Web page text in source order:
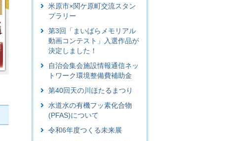
米原市×関ケ原町交流スタン
プラリー
第3回「まいばらメモリアル
動画コンテスト」入選作品が
決定しました！
自治会集会施設情報通信ネッ
トワーク環境整備費補助金
第40回天の川ほたるまつり
水道水の有機フッ素化合物
(PFAS)について
令和6年度つくる未来展